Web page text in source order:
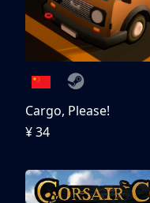
Cargo, Please!
¥ 34